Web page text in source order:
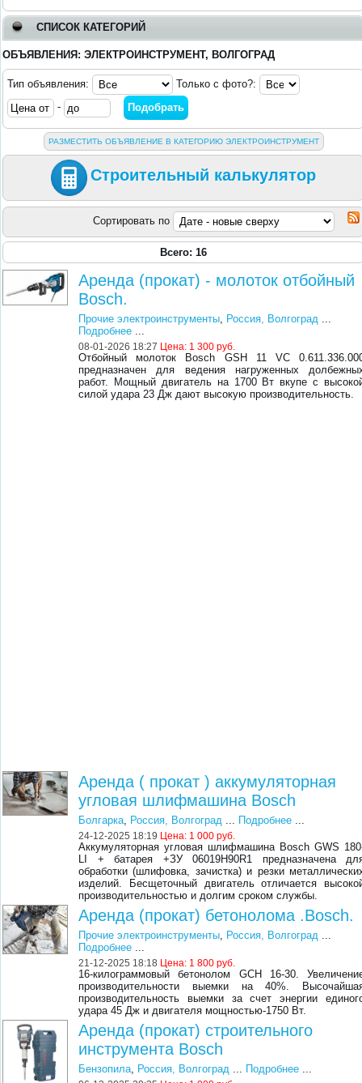
СПИСОК КАТЕГОРИЙ
ОБЪЯВЛЕНИЯ: ЭЛЕКТРОИНСТРУМЕНТ, ВОЛГОГРАД
Тип объявления:
Только с фото?:
-
РАЗМЕСТИТЬ ОБЪЯВЛЕНИЕ В КАТЕГОРИЮ ЭЛЕКТРОИНСТРУМЕНТ
Строительный калькулятор
Сортировать по
Всего: 16
Аренда (прокат) - молоток отбойный
Bosch.
Прочие электроинструменты, Россия, Волгоград ...
Подробнее ...
08-01-2026 18:27 Цена: 1 300 руб.
Отбойный молоток Bosch GSH 11 VC
предназначен для ведения нагруженных
работ. Мощный двигатель на 1700 Вт вкупе с
силой удара 23 Дж дают высокую производительность.
Аренда ( прокат ) аккумуляторная
угловая шлифмашина Bosch
Болгарка, Россия, Волгоград ... Подробнее ...
24-12-2025 18:19 Цена: 1 000 руб.
Аккумуляторная угловая шлифмашина Bosch GWS
LI + батарея +ЗУ 06019H90R1 предназначена
обработки (шлифовка, зачистка) и резки
изделий. Бесщеточный двигатель отличается
производительностью и долгим сроком службы.
Аренда (прокат) бетонолома .Bosch.
Прочие электроинструменты, Россия, Волгоград ...
Подробнее ...
21-12-2025 18:18 Цена: 1 800 руб.
16-килограммовый бетонолом GCH 16-30.
производительности выемки на 40%.
производительность выемки за счет энергии
удара 45 Дж и двигателя мощностью-1750 Вт.
Аренда (прокат) строительного
инструмента Bosch
Бензопила, Россия, Волгоград ... Подробнее ...